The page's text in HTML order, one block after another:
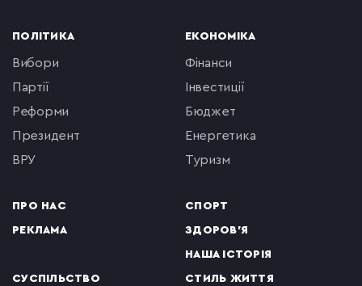
ПОЛІТИКА
вибори
партії
реформи
президент
ВРУ
ПРО НАС
РЕКЛАМА
ЕКОНОМІКА
фінанси
інвестиції
бюджет
енергетика
туризм
СПОРТ
ЗДОРОВ'Я
НАША ІСТОРІЯ
СУСПІЛЬСТВО СТИЛЬ ЖИТТЯ